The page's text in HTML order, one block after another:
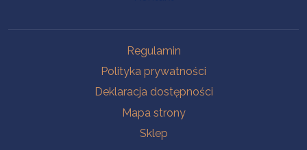
Regulamin
Polityka prywatności
Deklaracja dostępności
Mapa strony
Sklep